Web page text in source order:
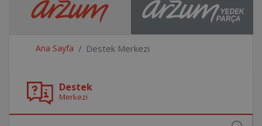
Ana Sayfa Destek Merkezi
Destek
Merkezi